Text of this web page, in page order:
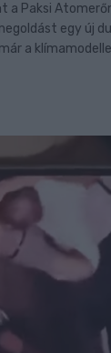
a Paksi
egy új
a